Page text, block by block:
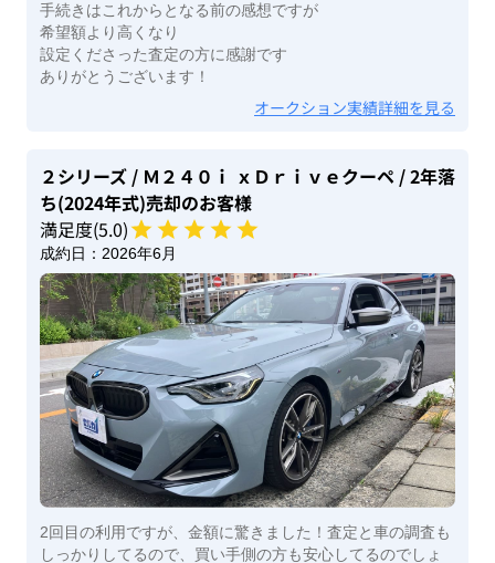
手続きはこれからとなる前の感想ですが
希望額より高くなり
設定くださった査定の方に感謝です
ありがとうございます！
オークション実績詳細を見る
２シリーズ / Ｍ２４０ｉ ｘＤｒｉｖｅクーペ / 2年落
ち(2024年式)売却のお客様
満足度(5.0)
成約日： 2026年6月
2回目の利用ですが、金額に驚きました！査定と車の調査も
しっかりしてるので、買い手側の方も安心してるのでしょ